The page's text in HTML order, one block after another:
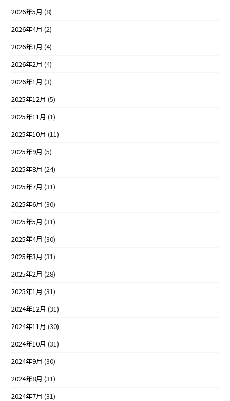
2026年5月 (8)
2026年4月 (2)
2026年3月 (4)
2026年2月 (4)
2026年1月 (3)
2025年12月 (5)
2025年11月 (1)
2025年10月 (11)
2025年9月 (5)
2025年8月 (24)
2025年7月 (31)
2025年6月 (30)
2025年5月 (31)
2025年4月 (30)
2025年3月 (31)
2025年2月 (28)
2025年1月 (31)
2024年12月 (31)
2024年11月 (30)
2024年10月 (31)
2024年9月 (30)
2024年8月 (31)
2024年7月 (31)